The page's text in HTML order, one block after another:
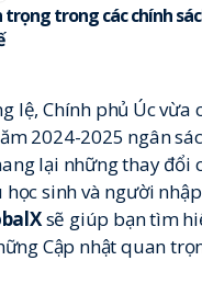
trọng trong các chính
lệ, Chính phủ Úc vừa
2024-2025 ngân
lại những thay đổi
sinh và người
sẽ giúp bạn tìm
Cập nhật quan